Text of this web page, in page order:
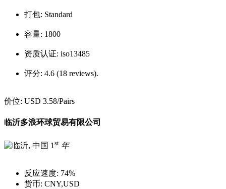
打包: Standard
容量: 1800
资质认证: iso13485
评分: 4.6 (18 reviews).
价位: USD 3.58/Pairs
临沂多浪环球贸易有限公司
1 st 年
反应速度: 74%
货币: CNY,USD